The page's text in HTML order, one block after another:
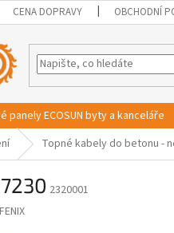
CENA DOPRAVY OBCHODNÍ
panely ECOSUN byty a kanceláře
Topné kabely do betonu -
2320001
FENIX